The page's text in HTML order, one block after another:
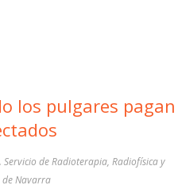
los pulgares pagan
Servicio de Radioterapia, Radiofísica y
de Navarra